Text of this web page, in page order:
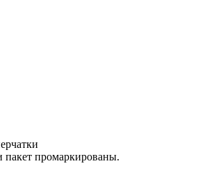
пакет промаркированы.